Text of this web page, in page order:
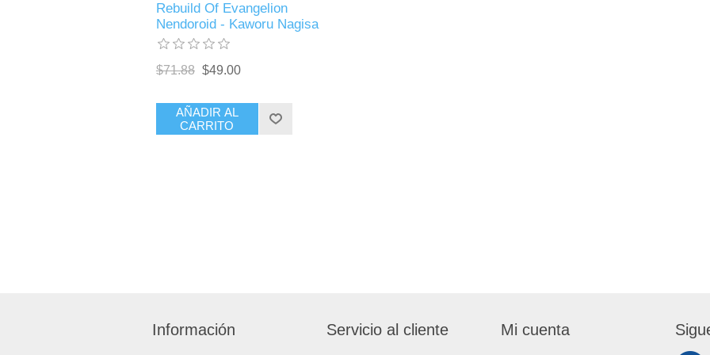
Rebuild Of Evangelion
Nendoroid - Kaworu Nagisa
$71.88 $49.00
AÑADIR AL
CARRITO
Información Servicio al cliente Mi cuenta